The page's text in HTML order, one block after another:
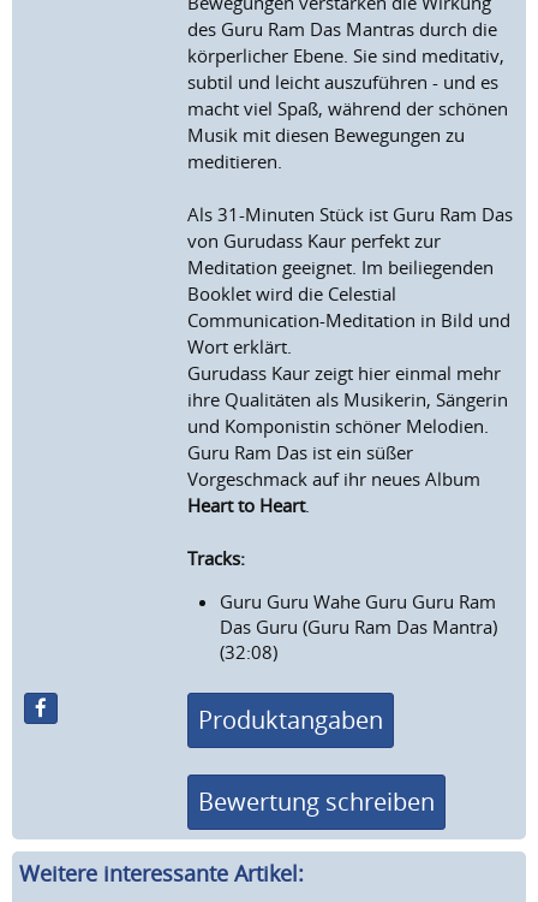
des Guru Ram Das Mantras durch die
körperlicher Ebene. Sie sind meditativ,
subtil und leicht auszuführen - und es
macht viel Spaß, während der schönen
Musik mit diesen Bewegungen zu
meditieren.
Als 31-Minuten Stück ist Guru Ram Das
von Gurudass Kaur perfekt zur
Meditation geeignet. Im beiliegenden
Booklet wird die Celestial
Communication-Meditation in Bild und
Wort erklärt.
Gurudass Kaur zeigt hier einmal mehr
ihre Qualitäten als Musikerin, Sängerin
und Komponistin schöner Melodien.
Guru Ram Das ist ein süßer
Vorgeschmack auf ihr neues Album
Heart to Heart.
Tracks:
Guru Guru Wahe Guru Guru Ram
Das Guru (Guru Ram Das Mantra)
(32:08)
Produktangaben
Bewertung schreiben
Weitere interessante Artikel: